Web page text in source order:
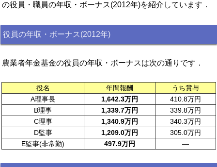
の役員・職員の年収・ボーナス(2012年)を紹介しています．
役員の年収・ボーナス(2012年)
農業者年金基金の役員の年収・ボーナスは次の通りです．
役名 年間報酬
うち賞与
A理事長
1,642.3万円
410.8万円
B理事
1,339.7万円
339.8万円
C理事
1,340.9万円
340.3万円
D監事
1,209.0万円
305.0万円
E監事(非常勤)
497.9万円 —